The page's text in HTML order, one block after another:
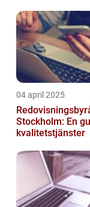
04 april 2025
Stockholm: En
kvalitetstjänster